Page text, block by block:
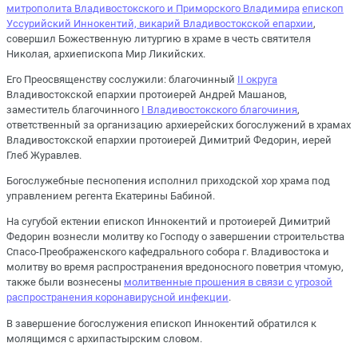
митрополита Владивостокского и Приморского Владимира епископ
Уссурийский Иннокентий, викарий Владивостокской епархии,
совершил Божественную литургию в храме в честь святителя
Николая, архиепископа Мир Ликийских.
Его Преосвященству сослужили: благочинный II округа
Владивостокской епархии протоиерей Андрей Машанов,
заместитель благочинного I Владивостокского благочиния,
ответственный за организацию архиерейских богослужений в храмах
Владивостокской епархии протоиерей Димитрий Федорин, иерей
Глеб Журавлев.
Богослужебные песнопения исполнил приходской хор храма под
управлением регента Екатерины Бабиной.
На сугубой ектении епископ Иннокентий и протоиерей Димитрий
Федорин вознесли молитву ко Господу о завершении строительства
Спасо-Преображенского кафедрального собора г. Владивостока и
молитву во время распространения вредоносного поветрия чтомую,
также были вознесены молитвенные прошения в связи с угрозой
распространения коронавирусной инфекции.
В завершение богослужения епископ Иннокентий обратился к
молящимся с архипастырским словом.